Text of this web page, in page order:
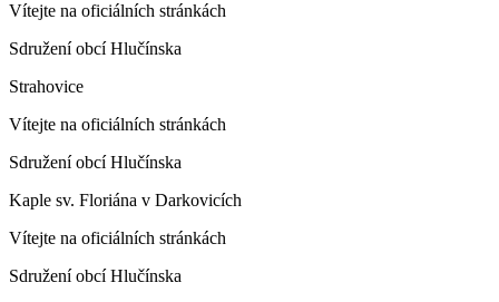
Vítejte na oficiálních stránkách
Sdružení obcí Hlučínska
Strahovice
Vítejte na oficiálních stránkách
Sdružení obcí Hlučínska
Kaple sv. Floriána v Darkovicích
Vítejte na oficiálních stránkách
Sdružení obcí Hlučínska